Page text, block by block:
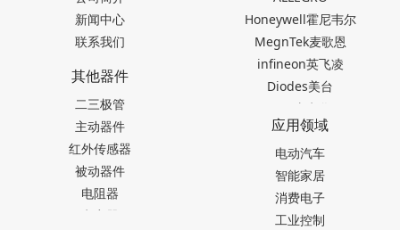
新闻中心
联系我们
Honeywell霍尼韦尔
MegnTek麦歌恩
infineon英飞凌
Diodes美台
TDK东电化
SEIKO精工
Akm旭化成
Melexis迈来芯
NICERA尼塞拉
TI德州仪器
其他器件
二三极管
主动器件
红外传感器
被动器件
电阻器
电容器
应用领域
电动汽车
智能家居
消费电子
工业控制